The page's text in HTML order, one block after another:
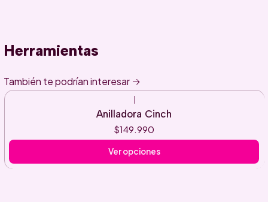
Herramientas
También te podrían interesar
Anilladora Cinch
$149.990
Ver opciones